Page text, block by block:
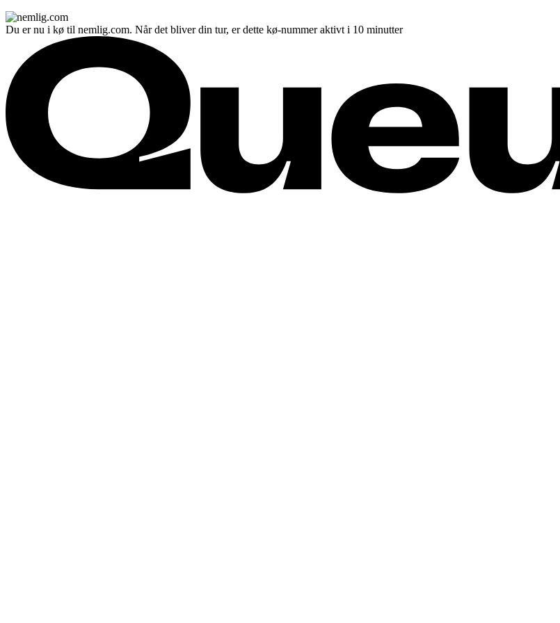
Du er nu i kø til nemlig.com. Når det bliver din tur, er dette kø-nummer aktivt i 10 minutter